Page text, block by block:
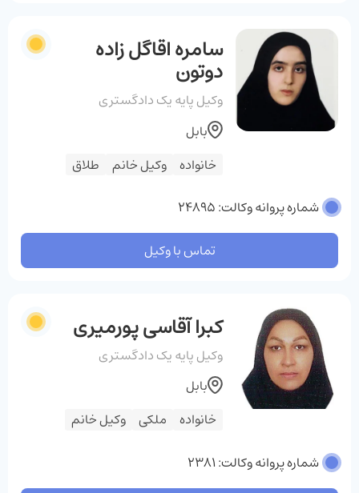
سامره اقاگل زاده
دوتون
وکیل پایه یک دادگستری
خانواده وکیل خانم طلاق
بابل
شماره پروانه وکالت: 24895
تماس با وکیل
کبرا آقاسی پورمیری
وکیل پایه یک دادگستری
خانواده ملکی وکیل خانم
بابل
شماره پروانه وکالت: 2381